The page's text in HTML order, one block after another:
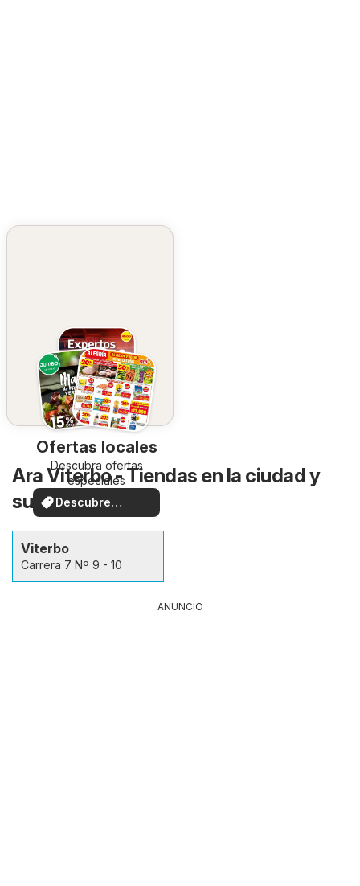
Ofertas locales
Descubra ofertas
especiales
Descubre
ofertas
Ara Viterbo - Tiendas en la ciudad y
sus alrededores
Viterbo
Carrera 7 Nº 9 - 10
ANUNCIO